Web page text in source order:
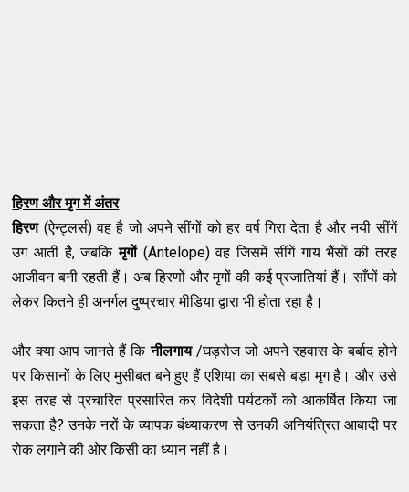
हिरण और मृग में अंतर
हिरण(ऐन्ट्लर्स) वह है जो अपने सींगों को हर वर्ष गिरा देता है और नयी सींगें
उग आती है, जबकिमृगों(Antelope) वह जिसमें सींगें गाय भैंसों की तरह
आजीवन बनी रहती हैं। अब हिरणों और मृगों की कई प्रजातियां हैं। साँपों को
लेकर कितने ही अनर्गल दुष्प्रचार मीडिया द्वारा भी होता रहा है।
और क्या आप जानते हैं किनीलगाय/घड़रोज जो अपने रहवास के बर्बाद होने
पर किसानों के लिए मुसीबत बने हुए हैं एशिया का सबसे बड़ा मृग है। और उसे
इस तरह से प्रचारित प्रसारित कर विदेशी पर्यटकों को आकर्षित किया जा
सकता है? उनके नरों के व्यापक बंध्याकरण से उनकी अनियंत्रित आबादी पर
रोक लगाने की ओर किसी का ध्यान नहीं है।